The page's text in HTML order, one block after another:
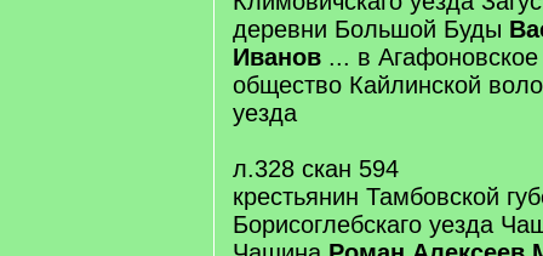
деревни Большой Буды
Иванов ... в Агафоновское
общество Кайлинской
уезда
л.328 скан 594
крестьянин Тамбовской
Борисоглебскаго уезда